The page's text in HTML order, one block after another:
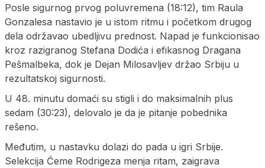
Posle sigurnog prvog poluvremena (18:12), tim Raula
Gonzalesa nastavio je u istom ritmu i početkom drugog
dela održavao ubedljivu prednost. Napad je funkcionisao
kroz razigranog Stefana Dodića i efikasnog Dragana
Pešmalbeka, dok je Dejan Milosavljev držao Srbiju u
rezultatskoj sigurnosti.
U 48. minutu domaći su stigli i do maksimalnih plus
sedam (30:23), delovalo je da je pitanje pobednika
rešeno.
Međutim, u nastavku dolazi do pada u igri Srbije.
Selekcija Ćeme Rodrigeza menja ritam, zaigrava